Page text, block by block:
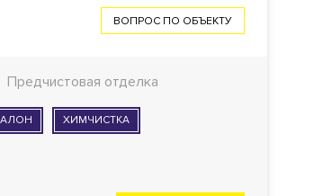
ВОПРОС ПО ОБЪЕКТУ
Предчистовая отделка
ХИМЧИСТКА